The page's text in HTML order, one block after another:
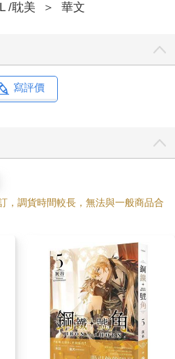
/耽美 ＞ 華文
寫評價
，調貨時間較長，無法與一般商品合